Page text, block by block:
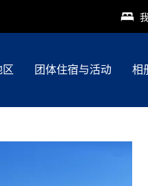
区 团体住宿与活动 相